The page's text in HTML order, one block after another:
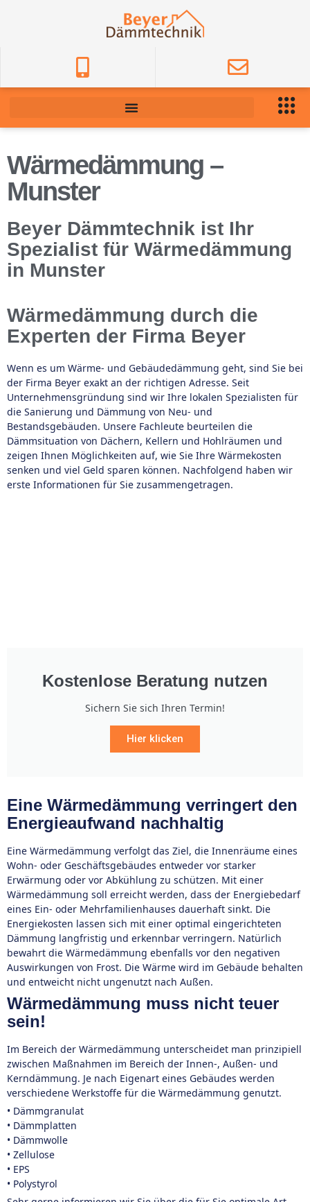
Wärmedämmung –
Munster
Beyer Dämmtechnik ist Ihr
Spezialist für Wärmedämmung
in Munster
Wärmedämmung durch die
Experten der Firma Beyer
Wenn es um Wärme- und Gebäudedämmung geht, sind Sie bei
der Firma Beyer exakt an der richtigen Adresse. Seit
Unternehmensgründung sind wir Ihre lokalen Spezialisten für
die Sanierung und Dämmung von Neu- und
Bestandsgebäuden. Unsere Fachleute beurteilen die
Dämmsituation von Dächern, Kellern und Hohlräumen und
zeigen Ihnen Möglichkeiten auf, wie Sie Ihre Wärmekosten
senken und viel Geld sparen können. Nachfolgend haben wir
erste Informationen für Sie zusammengetragen.
Kostenlose Beratung nutzen
Sichern Sie sich Ihren Termin!
Hier klicken
Eine Wärmedämmung verringert den
Energieaufwand nachhaltig
Eine Wärmedämmung verfolgt das Ziel, die Innenräume eines
Wohn- oder Geschäftsgebäudes entweder vor starker
Erwärmung oder vor Abkühlung zu schützen. Mit einer
Wärmedämmung soll erreicht werden, dass der Energiebedarf
eines Ein- oder Mehrfamilienhauses dauerhaft sinkt. Die
Energiekosten lassen sich mit einer optimal eingerichteten
Dämmung langfristig und erkennbar verringern. Natürlich
bewahrt die Wärmedämmung ebenfalls vor den negativen
Auswirkungen von Frost. Die Wärme wird im Gebäude behalten
und entweicht nicht ungenutzt nach Außen.
Wärmedämmung muss nicht teuer
sein!
Im Bereich der Wärmedämmung unterscheidet man prinzipiell
zwischen Maßnahmen im Bereich der Innen-, Außen- und
Kerndämmung. Je nach Eigenart eines Gebäudes werden
verschiedene Werkstoffe für die Wärmedämmung genutzt.
• Dämmgranulat
• Dämmplatten
• Dämmwolle
• Zellulose
• EPS
• Polystyrol